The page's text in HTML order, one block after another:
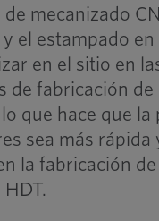
mecanizado
el estampado
en el sitio en
de fabricación de
que hace que la
sea más rápida
la fabricación